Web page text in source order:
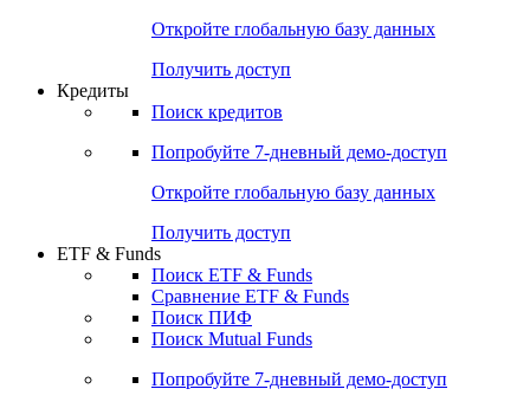
Откройте глобальную базу данных
Получить доступ
Кредиты
Поиск кредитов
Попробуйте 7-дневный демо-доступ
Откройте глобальную базу данных
Получить доступ
ETF & Funds
Поиск ETF & Funds
Сравнение ETF & Funds
Поиск ПИФ
Поиск Mutual Funds
Попробуйте 7-дневный демо-доступ